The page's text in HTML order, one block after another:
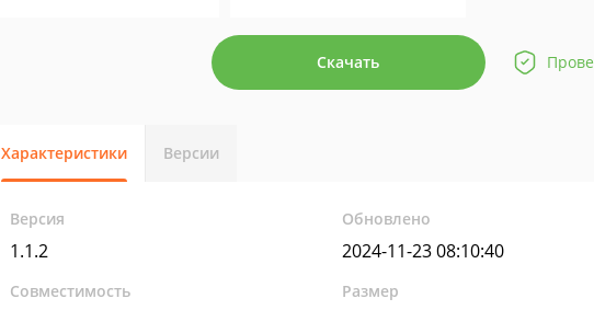
Скачать
Характеристики Версии
Версия
1.1.2
Обновлено
2024-11-23 08:10:40
Совместимость Размер